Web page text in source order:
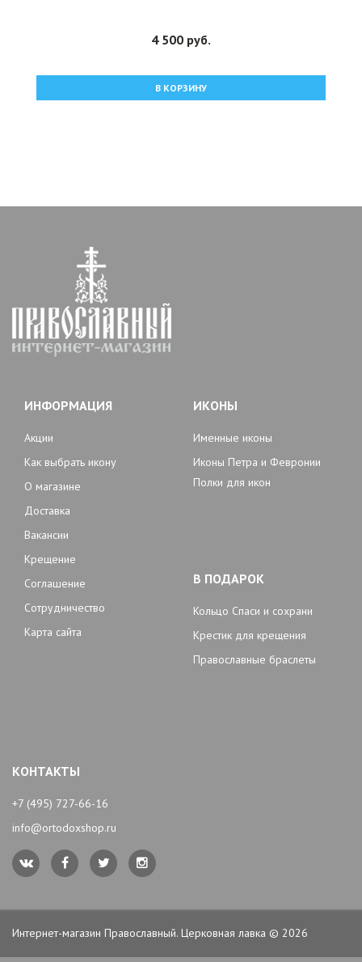
4 500 руб.
В КОРЗИНУ
ИНФОРМАЦИЯ
Акции
Как выбрать икону
О магазине
Доставка
Вакансии
Крещение
Соглашение
Сотрудничество
Карта сайта
ИКОНЫ
Именные иконы
Иконы Петра и Февронии
Полки для икон
В ПОДАРОК
Кольцо Спаси и сохрани
Крестик для крещения
Православные браслеты
КОНТАКТЫ
+7 (495) 727-66-16
info@ortodoxshop.ru
Интернет-магазин Православный. Церковная лавка © 2026